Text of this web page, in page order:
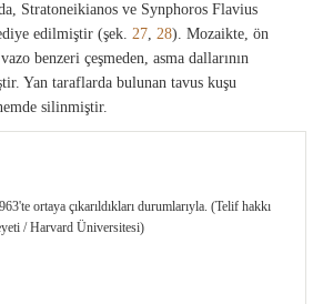
Stratoneikianos ve Synphoros Flavius
edilmiştir (şek. 27, 28). Mozaikte, ön
benzeri çeşmeden, asma dallarının
Yan taraflarda bulunan tavus kuşu
silinmiştir.
ortaya çıkarıldıkları durumlarıyla. (Telif hakkı
/ Harvard Üniversitesi)